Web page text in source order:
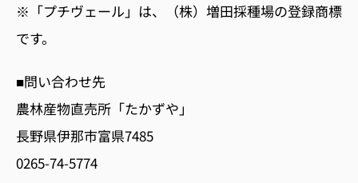
※「プチヴェール」は、（株）増田採種場の登録商標
です。
■問い合わせ先
農林産物直売所「たかずや」
長野県伊那市富県7485
0265-74-5774